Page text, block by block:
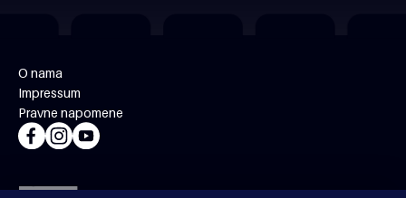
O nama
Impressum
Pravne napomene